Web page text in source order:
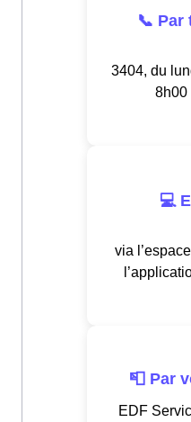
📞 Par
3404, du
8h00
💻
via
📮 Par
EDF